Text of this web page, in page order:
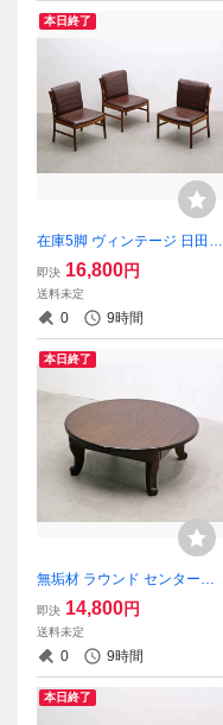
6
本日終了
在庫5脚 ヴィンテージ 日田工
芸 マキシム チーク無垢材 ダ
イニングチェア 本革 1脚/北
欧青林ウェグナーカリモク飛
騨旭川/RCT10099
即決 16,800円
送料未定
0 9時間
本日終了
無垢材 ラウンド センターテ
ーブル ローテーブル 座卓/ヴ
ィンテージアンティークレト
即決 14,800円
送料未定
0 9時間
本日終了